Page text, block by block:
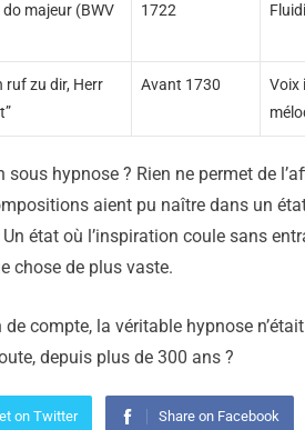
do majeur (BWV
1722
ruf zu dir, Herr
Avant 1730
Voix
sous hypnose ? Rien ne permet de
aient pu naître dans un
état où l’inspiration coule sans
chose de plus vaste.
de compte, la véritable hypnose
depuis plus de 300 ans ?
on Twitter Share on Facebook